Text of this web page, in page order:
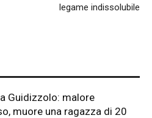
legame indissolubile
Guidizzolo: malore
muore una ragazza di 20